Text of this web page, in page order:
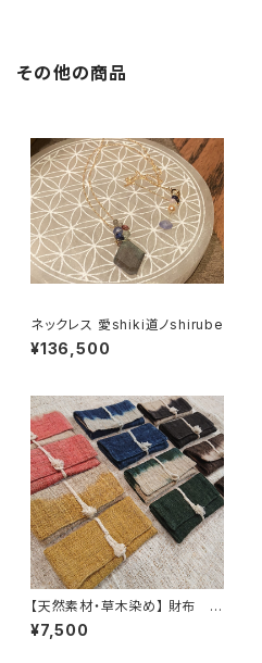
その他の商品
ネックレス 愛shiki道ノshirube
¥136,500
【天然素材・草木染め】 財布 ワ
イルドヘンプ
¥7,500